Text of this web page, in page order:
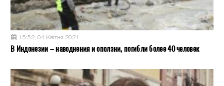
15:52, 04 Квітня 2021
В Индонезии – наводнения и оползни, погибли более 40 человек